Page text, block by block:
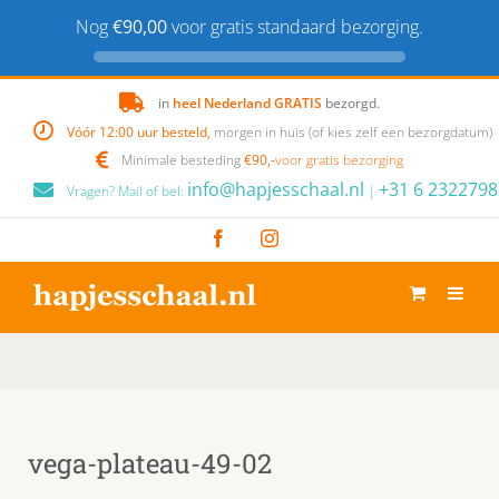
Nog€90,00voor gratis standaard bezorging.
content
in heel Nederland GRATIS bezorgd.
Vóór 12:00 uur besteld, morgen in huis (of kies zelf een bezorgdatum)
Minimale besteding€90,-voor gratis bezorging
Vragen? Mail of bel: info@hapjesschaal.nl | +31 6
FacebookInstagram
vega-plateau-49-02